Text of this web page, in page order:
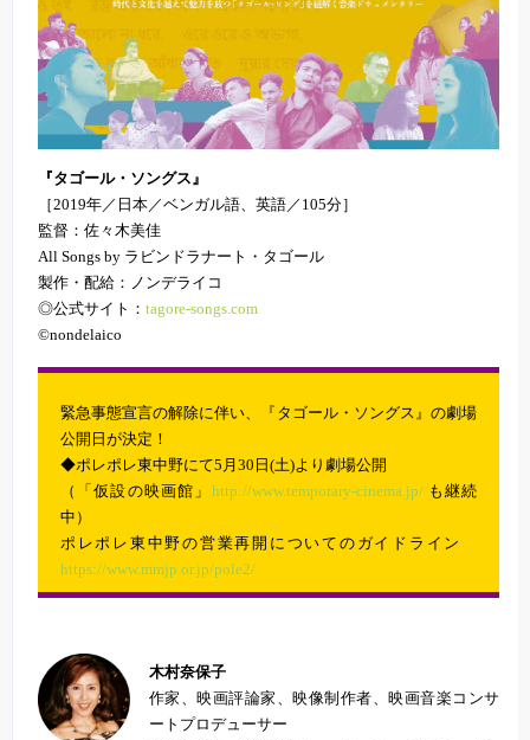
『タゴール・ソングス』
［2019年／日本／ベンガル語、英語／105分］
監督：佐々木美佳
All Songs by ラビンドラナート・タゴール
製作・配給：ノンデライコ
◎公式サイト： tagore-songs.com
©nondelaico
緊急事態宣言の解除に伴い、『タゴール・ソングス』の劇場
公開日が決定！
◆ポレポレ東中野にて5月30日(土)より劇場公開
（「仮設の映画館」 http://www.temporary-cinema.jp/も継続
中）
ポレポレ東中野の営業再開についてのガイドライン
https://www.mmjp.or.jp/pole2/
木村奈保子
作家、映画評論家、映像制作者、映画音楽コンサ
ートプロデューサー